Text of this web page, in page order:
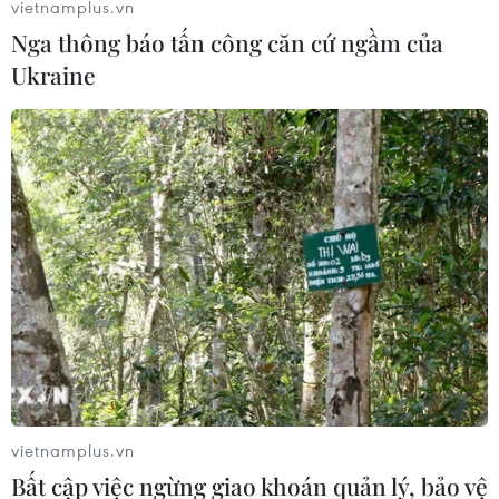
Các nước trung gian và Israel nắm được
dàn ý thỏa thuận ngừng bắn tạm thời
26/02/2024 06:02
Các đại diện của Israel, Mỹ, Ai Cập và Qatar đã gặp
nhau tại Paris (Pháp) và 4 bên đã hiểu được khung cơ
bản của một thỏa thuận ngừng bắn tạm thời.
vietnamplus.vn
Nga thông báo tấn công căn cứ ngầm của
Ukraine
vietnamplus.vn
Bất cập việc ngừng giao khoán quản lý, bảo vệ